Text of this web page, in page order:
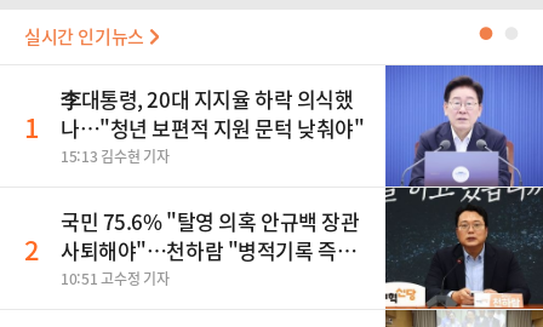
실시간 인기뉴스 ●
1
李대통령, 20대 지지율 하락 의식했
나…"청년 보편적 지원 문턱 낮춰야"
15:13 김수현 기자
2
국민 75.6% "탈영 의혹 안규백 장관
사퇴해야"…천하람 "병적기록 즉각
공개하라"
10:51 고수정 기자